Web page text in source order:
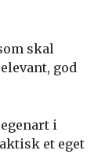
skal
god
i
et eget